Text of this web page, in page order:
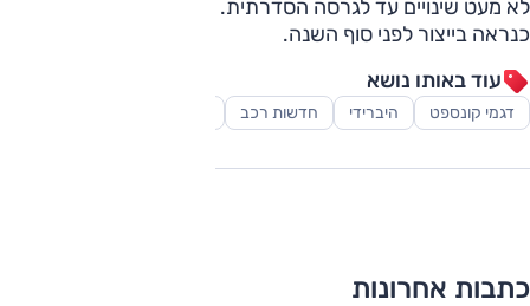
לא מעט שינויים עד לגרסה הסדרתית. בכל מקרה, זו לא צפויה
כנראה בייצור לפני סוף השנה.
עוד באותו נושא
דגמי קונספט היברידי חדשות רכב
כתבות אחרונות